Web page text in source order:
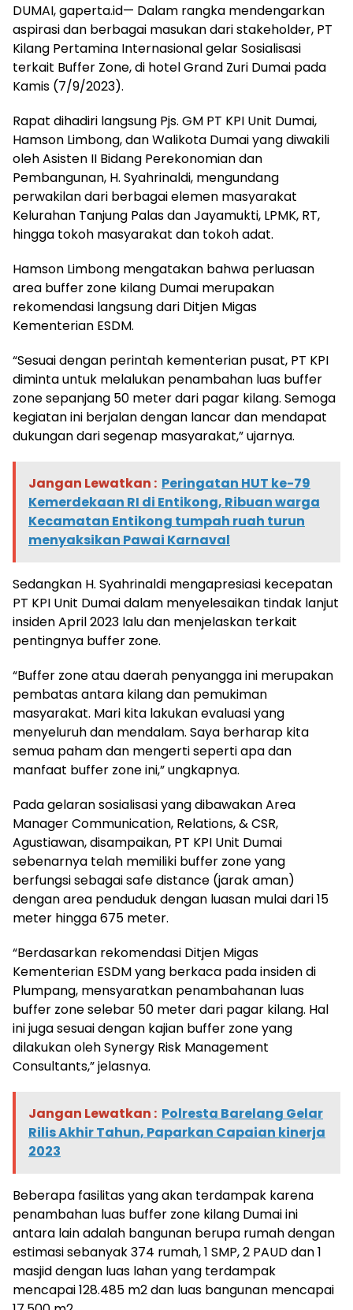
DUMAI, gaperta.id— Dalam rangka mendengarkan
aspirasi dan berbagai masukan dari stakeholder, PT
Kilang Pertamina Internasional gelar Sosialisasi
terkait Buffer Zone, di hotel Grand Zuri Dumai pada
Kamis (7/9/2023).
Rapat dihadiri langsung Pjs. GM PT KPI Unit Dumai,
Hamson Limbong, dan Walikota Dumai yang diwakili
oleh Asisten II Bidang Perekonomian dan
Pembangunan, H. Syahrinaldi, mengundang
perwakilan dari berbagai elemen masyarakat
Kelurahan Tanjung Palas dan Jayamukti, LPMK, RT,
hingga tokoh masyarakat dan tokoh adat.
Hamson Limbong mengatakan bahwa perluasan
area buffer zone kilang Dumai merupakan
rekomendasi langsung dari Ditjen Migas
Kementerian ESDM.
“Sesuai dengan perintah kementerian pusat, PT KPI
diminta untuk melalukan penambahan luas buffer
zone sepanjang 50 meter dari pagar kilang. Semoga
kegiatan ini berjalan dengan lancar dan mendapat
dukungan dari segenap masyarakat,” ujarnya.
Jangan Lewatkan : Peringatan HUT ke-79
Kemerdekaan RI di Entikong, Ribuan warga
Kecamatan Entikong tumpah ruah turun
menyaksikan Pawai Karnaval
Sedangkan H. Syahrinaldi mengapresiasi kecepatan
PT KPI Unit Dumai dalam menyelesaikan tindak lanjut
insiden April 2023 lalu dan menjelaskan terkait
pentingnya buffer zone.
“Buffer zone atau daerah penyangga ini merupakan
pembatas antara kilang dan pemukiman
masyarakat. Mari kita lakukan evaluasi yang
menyeluruh dan mendalam. Saya berharap kita
semua paham dan mengerti seperti apa dan
manfaat buffer zone ini,” ungkapnya.
Pada gelaran sosialisasi yang dibawakan Area
Manager Communication, Relations, & CSR,
Agustiawan, disampaikan, PT KPI Unit Dumai
sebenarnya telah memiliki buffer zone yang
berfungsi sebagai safe distance (jarak aman)
dengan area penduduk dengan luasan mulai dari 15
meter hingga 675 meter.
“Berdasarkan rekomendasi Ditjen Migas
Kementerian ESDM yang berkaca pada insiden di
Plumpang, mensyaratkan penambahanan luas
buffer zone selebar 50 meter dari pagar kilang. Hal
ini juga sesuai dengan kajian buffer zone yang
dilakukan oleh Synergy Risk Management
Consultants,” jelasnya.
Jangan Lewatkan : Polresta Barelang Gelar
Rilis Akhir Tahun, Paparkan Capaian kinerja
2023
Beberapa fasilitas yang akan terdampak karena
penambahan luas buffer zone kilang Dumai ini
antara lain adalah bangunan berupa rumah dengan
estimasi sebanyak 374 rumah, 1 SMP, 2 PAUD dan 1
masjid dengan luas lahan yang terdampak
mencapai 128.485 m2 dan luas bangunan mencapai